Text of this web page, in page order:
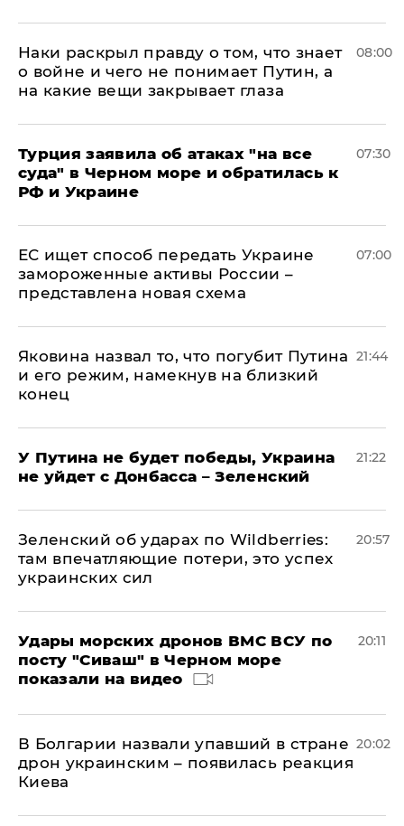
Наки раскрыл правду о том, что знает
о войне и чего не понимает Путин, а
на какие вещи закрывает глаза
08:00
Турция заявила об атаках "на все
суда" в Черном море и обратилась к
РФ и Украине
07:30
ЕС ищет способ передать Украине
замороженные активы России –
представлена новая схема
07:00
Яковина назвал то, что погубит Путина
и его режим, намекнув на близкий
конец
21:44
У Путина не будет победы, Украина
не уйдет с Донбасса – Зеленский
21:22
Зеленский об ударах по Wildberries:
там впечатляющие потери, это успех
украинских сил
20:57
Удары морских дронов ВМС ВСУ по
посту "Сиваш" в Черном море
показали на видео
20:11
В Болгарии назвали упавший в стране
дрон украинским – появилась реакция
Киева
20:02